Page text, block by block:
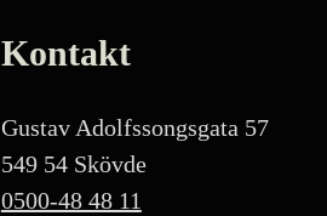
Kontakt
Gustav Adolfssongsgata 57
549 54 Skövde
0500-48 48 11